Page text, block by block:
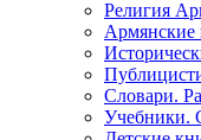
Религия
Армянские
Словари.
Учебники.